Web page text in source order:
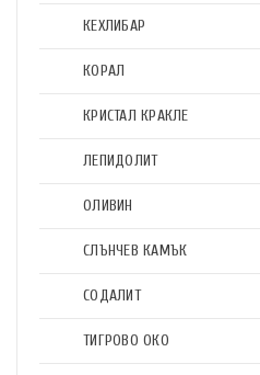
КЕХЛИБАР
КОРАЛ
КРИСТАЛ КРАКЛЕ
ЛЕПИДОЛИТ
ОЛИВИН
СЛЪНЧЕВ КАМЪК
СОДАЛИТ
ТИГРОВО ОКО